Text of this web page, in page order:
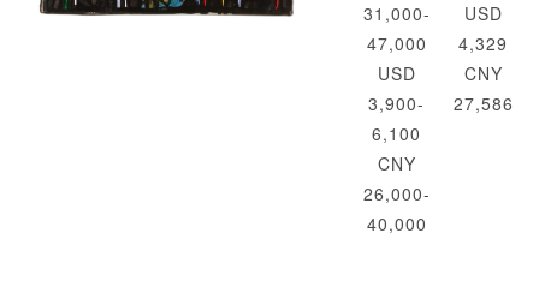
31,000-
47,000
USD
3,900-
6,100
CNY
26,000-
40,000
USD
4,329
CNY
27,586